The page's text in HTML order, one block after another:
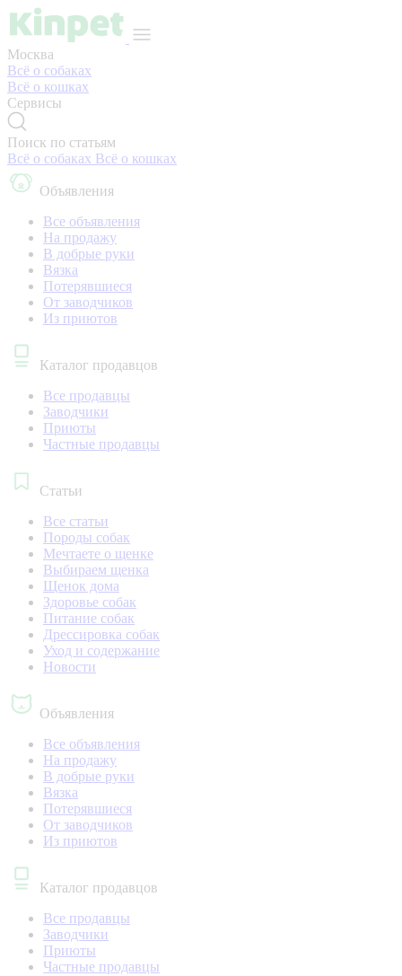
Москва
Всё о собаках
Всё о кошках
Сервисы
Поиск по статьям
Всё о собаках Всё о кошках
Объявления
Все объявления
На продажу
В добрые руки
Вязка
Потерявшиеся
От заводчиков
Из приютов
Каталог продавцов
Все продавцы
Заводчики
Приюты
Частные продавцы
Статьи
Все статьи
Породы собак
Мечтаете о щенке
Выбираем щенка
Щенок дома
Здоровье собак
Питание собак
Дрессировка собак
Уход и содержание
Новости
Объявления
Все объявления
На продажу
В добрые руки
Вязка
Потерявшиеся
От заводчиков
Из приютов
Каталог продавцов
Все продавцы
Заводчики
Приюты
Частные продавцы